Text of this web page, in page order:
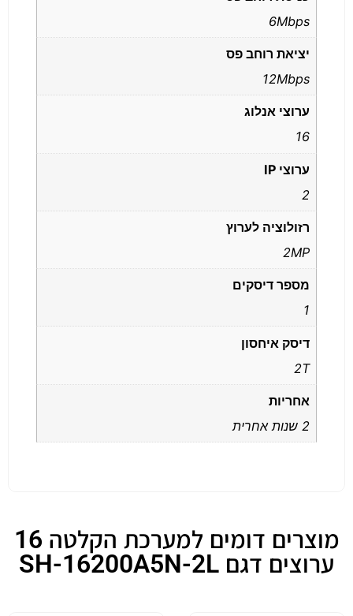
6Mbps
יציאת רוחב פס
12Mbps
ערוצי אנלוג
16
ערוצי IP
2
רזולוציה לערוץ
2MP
מספר דיסקים
1
דיסק איחסון
2T
אחריות
2 שנות אחרית
מוצרים דומים למערכת הקלטה 16
ערוצים דגם SH-16200A5N-2L